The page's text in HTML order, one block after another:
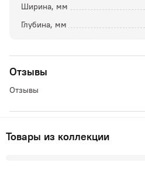
Ширина, мм
Глубина, мм
Отзывы
Отзывы
Товары из коллекции